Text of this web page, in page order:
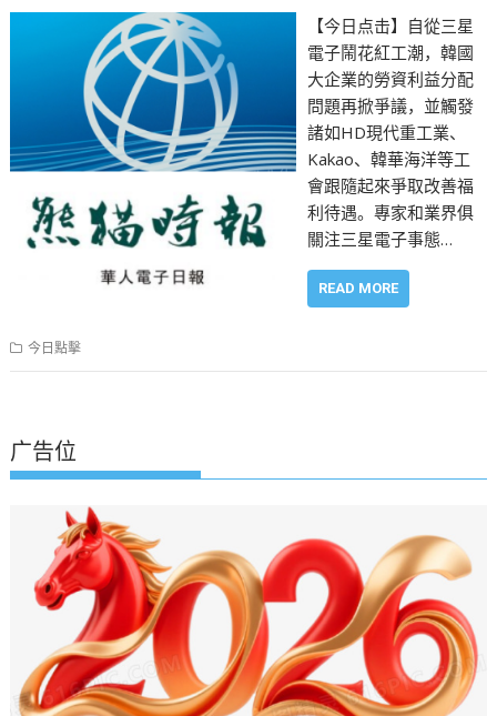
【今日点击】自從三星
電子鬧花紅工潮，韓國
大企業的勞資利益分配
問題再掀爭議，並觸發
諸如HD現代重工業、
Kakao、韓華海洋等工
會跟隨起來爭取改善福
利待遇。專家和業界俱
關注三星電子事態…
READ MORE
今日點擊
广告位